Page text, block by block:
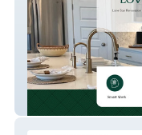
Lone Star Renovatio